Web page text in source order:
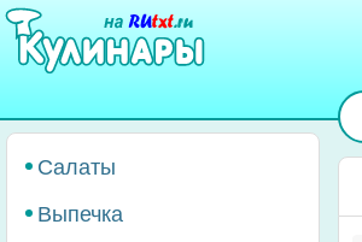
Перейти
основному
Салаты
Выпечка